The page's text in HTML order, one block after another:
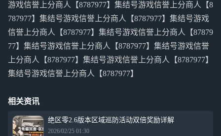
游戏信誉上分商人【8787977】集结号游戏信誉上分商人【8
787977】集结号游戏信誉上分商人【8787977】集结号游戏
信誉上分商人【8787977】集结号游戏信誉上分商人【87879
77】集结号游戏信誉上分商人【8787977】集结号游戏信誉
上分商人【8787977】集结号游戏信誉上分商人【8787977】
集结号游戏信誉上分商人【8787977】
相关资讯
绝区零2.6版本区域巡防活动双倍奖励详解
2026/02/25 01:30